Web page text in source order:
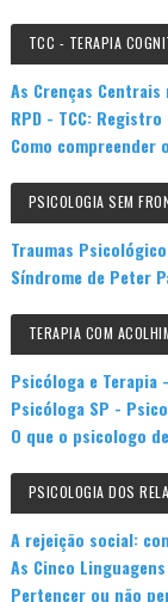
TCC - TERAPIA
As Crenças Centrais
RPD - TCC:
Como compreender
PSICOLOGIA SEM
Traumas
Síndrome de Peter
TERAPIA COM
Psicóloga e Terapia
Psicóloga SP -
O que o psicologo
PSICOLOGIA DOS
A rejeição social:
As Cinco
Pertencer ou não